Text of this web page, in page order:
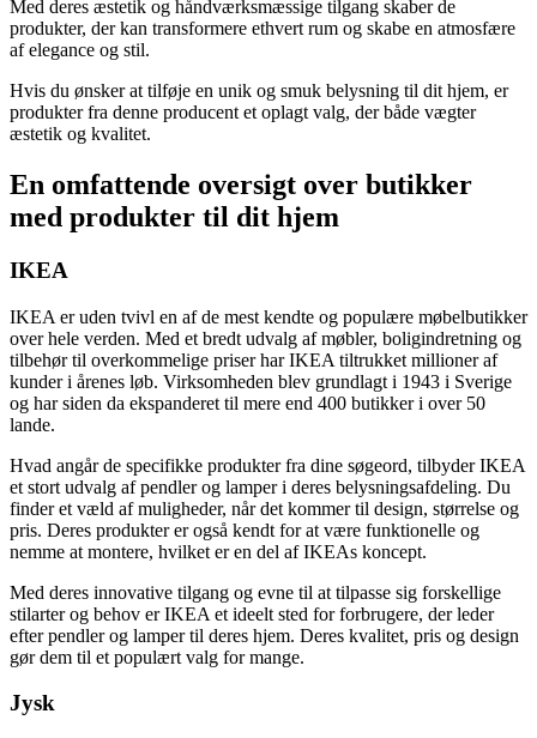
Med deres æstetik og håndværksmæssige tilgang skaber de
produkter, der kan transformere ethvert rum og skabe en atmosfære
af elegance og stil.
Hvis du ønsker at tilføje en unik og smuk belysning til dit hjem, er
produkter fra denne producent et oplagt valg, der både vægter
æstetik og kvalitet.
En omfattende oversigt over butikker
med produkter til dit hjem
IKEA
IKEA er uden tvivl en af de mest kendte og populære møbelbutikker
over hele verden. Med et bredt udvalg af møbler, boligindretning og
tilbehør til overkommelige priser har IKEA tiltrukket millioner af
kunder i årenes løb. Virksomheden blev grundlagt i 1943 i Sverige
og har siden da ekspanderet til mere end 400 butikker i over 50
lande.
Hvad angår de specifikke produkter fra dine søgeord, tilbyder IKEA
et stort udvalg af pendler og lamper i deres belysningsafdeling. Du
finder et væld af muligheder, når det kommer til design, størrelse og
pris. Deres produkter er også kendt for at være funktionelle og
nemme at montere, hvilket er en del af IKEAs koncept.
Med deres innovative tilgang og evne til at tilpasse sig forskellige
stilarter og behov er IKEA et ideelt sted for forbrugere, der leder
efter pendler og lamper til deres hjem. Deres kvalitet, pris og design
gør dem til et populært valg for mange.
Jysk